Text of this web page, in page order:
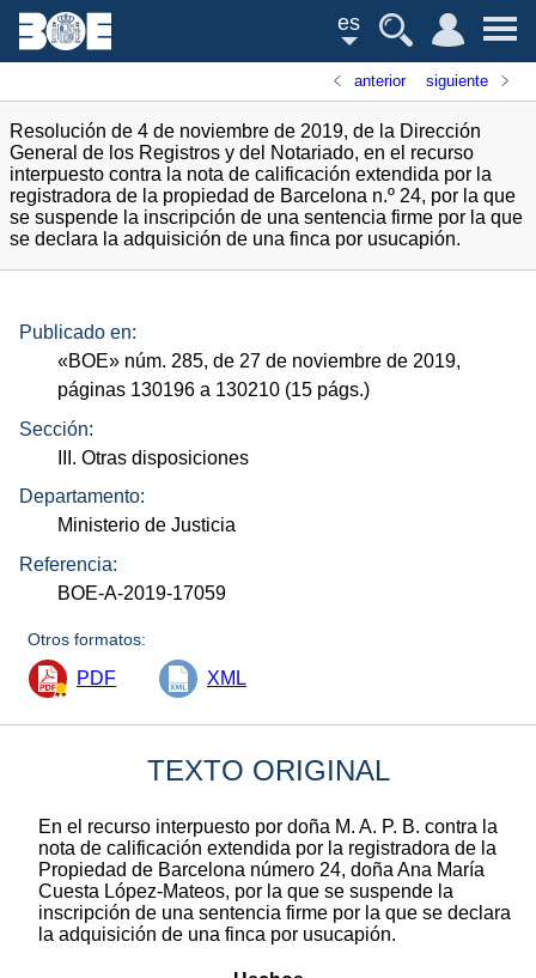
es
anterior siguiente
Resolución de 4 de noviembre de 2019, de la Dirección
General de los Registros y del Notariado, en el recurso
interpuesto contra la nota de calificación extendida por la
registradora de la propiedad de Barcelona n.º 24, por la que
se suspende la inscripción de una sentencia firme por la que
se declara la adquisición de una finca por usucapión.
Publicado en:
«BOE» núm. 285, de 27 de noviembre de 2019,
páginas 130196 a 130210 (15 págs.)
Sección:
III. Otras disposiciones
Departamento:
Ministerio de Justicia
Referencia:
BOE-A-2019-17059
Otros formatos:
PDF XML
TEXTO ORIGINAL
En el recurso interpuesto por doña M. A. P. B. contra la
nota de calificación extendida por la registradora de la
Propiedad de Barcelona número 24, doña Ana María
Cuesta López-Mateos, por la que se suspende la
inscripción de una sentencia firme por la que se declara
la adquisición de una finca por usucapión.